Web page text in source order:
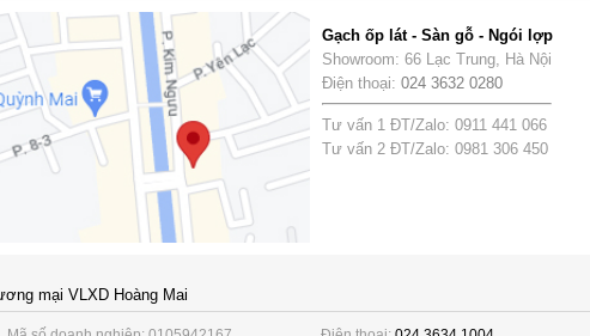
Gạch ốp lát - Sàn gỗ - Ngói lợp
Showroom: 66 Lạc Trung, Hà Nội
Điện thoại: 024 3632 0280
Tư vấn 1 ĐT/Zalo: 0911 441 066
Tư vấn 2 ĐT/Zalo: 0981 306 450
mại VLXD Hoàng Mai